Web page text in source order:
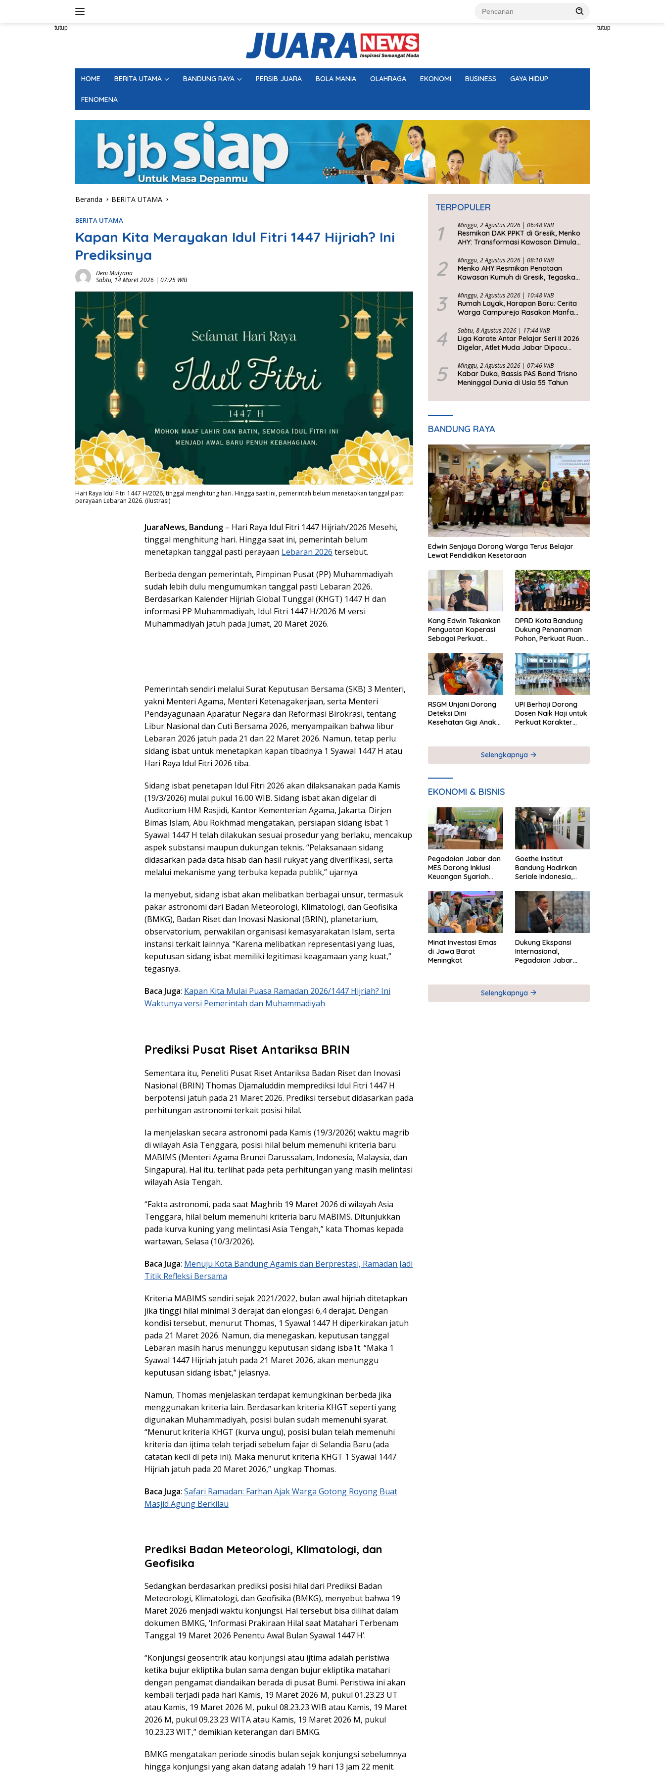
tutup tutup
HOME BERITA UTAMA BANDUNG RAYA PERSIB JUARA BOLA MANIA OLAHRAGA EKONOMI BUSINESS GAYA HIDUP
FENOMENA
Beranda BERITA UTAMA
BERITA UTAMA
Kapan Kita Merayakan Idul Fitri 1447 Hijriah? Ini
Prediksinya
Deni Mulyana
Sabtu, 14 Maret 2026 | 07:25 WIB
Hari Raya Idul Fitri 1447 H/2026, tinggal menghitung hari. Hingga saat ini, pemerintah belum menetapkan tanggal pasti
perayaan Lebaran 2026. (ilustrasi)
JuaraNews, Bandung – Hari Raya Idul Fitri 1447 Hijriah/2026 Mesehi,
tinggal menghitung hari. Hingga saat ini, pemerintah belum
menetapkan tanggal pasti perayaan Lebaran 2026 tersebut.
Berbeda dengan pemerintah, Pimpinan Pusat (PP) Muhammadiyah
sudah lebih dulu mengumumkan tanggal pasti Lebaran 2026.
Berdasarkan Kalender Hijriah Global Tunggal (KHGT) 1447 H dan
informasi PP Muhammadiyah, Idul Fitri 1447 H/2026 M versi
Muhammadiyah jatuh pada Jumat, 20 Maret 2026.
Pemerintah sendiri melalui Surat Keputusan Bersama (SKB) 3 Menteri,
yakni Menteri Agama, Menteri Ketenagakerjaan, serta Menteri
Pendayagunaan Aparatur Negara dan Reformasi Birokrasi, tentang
Libur Nasional dan Cuti Bersama 2026, menyampaikan bahwa libur
Lebaran 2026 jatuh pada 21 dan 22 Maret 2026. Namun, tetap perlu
sidang isbat untuk menetapkan kapan tibadnya 1 Syawal 1447 H atau
Hari Raya Idul Fitri 2026 tiba.
Sidang isbat penetapan Idul Fitri 2026 akan dilaksanakan pada Kamis
(19/3/2026) mulai pukul 16.00 WIB. Sidang isbat akan digelar di
Auditorium HM Rasjidi, Kantor Kementerian Agama, Jakarta. Dirjen
Bimas Islam, Abu Rokhmad mengatakan, persiapan sidang isbat 1
Syawal 1447 H telah dilakukan sesuai prosedur yang berlaku, mencakup
aspek substansi maupun dukungan teknis. “Pelaksanaan sidang
didasarkan pada data hisab dan hasil rukyat yang diverifikasi, serta
melalui mekanisme yang terbuka kepada publik,” ujarnya.
Ia menyebut, sidang isbat akan melibatkan berbagai unsur, termasuk
pakar astronomi dari Badan Meteorologi, Klimatologi, dan Geofisika
(BMKG), Badan Riset dan Inovasi Nasional (BRIN), planetarium,
observatorium, perwakilan organisasi kemasyarakatan Islam, serta
instansi terkait lainnya. “Karena melibatkan representasi yang luas,
keputusan sidang isbat memiliki legitimasi keagamaan yang kuat,”
tegasnya.
Baca Juga: Kapan Kita Mulai Puasa Ramadan 2026/1447 Hijriah? Ini
Waktunya versi Pemerintah dan Muhammadiyah
Prediksi Pusat Riset Antariksa BRIN
Sementara itu, Peneliti Pusat Riset Antariksa Badan Riset dan Inovasi
Nasional (BRIN) Thomas Djamaluddin memprediksi Idul Fitri 1447 H
berpotensi jatuh pada 21 Maret 2026. Prediksi tersebut didasarkan pada
perhitungan astronomi terkait posisi hilal.
Ia menjelaskan secara astronomi pada Kamis (19/3/2026) waktu magrib
di wilayah Asia Tenggara, posisi hilal belum memenuhi kriteria baru
MABIMS (Menteri Agama Brunei Darussalam, Indonesia, Malaysia, dan
Singapura). Hal itu, terlihat pada peta perhitungan yang masih melintasi
wilayah Asia Tengah.
“Fakta astronomi, pada saat Maghrib 19 Maret 2026 di wilayah Asia
Tenggara, hilal belum memenuhi kriteria baru MABIMS. Ditunjukkan
pada kurva kuning yang melintasi Asia Tengah,” kata Thomas kepada
wartawan, Selasa (10/3/2026).
Baca Juga: Menuju Kota Bandung Agamis dan Berprestasi, Ramadan Jadi
Titik Refleksi Bersama
Kriteria MABIMS sendiri sejak 2021/2022, bulan awal hijriah ditetapkan
jika tinggi hilal minimal 3 derajat dan elongasi 6,4 derajat. Dengan
kondisi tersebut, menurut Thomas, 1 Syawal 1447 H diperkirakan jatuh
pada 21 Maret 2026. Namun, dia menegaskan, keputusan tanggal
Lebaran masih harus menunggu keputusan sidang isba1t. “Maka 1
Syawal 1447 Hijriah jatuh pada 21 Maret 2026, akan menunggu
keputusan sidang isbat,” jelasnya.
Namun, Thomas menjelaskan terdapat kemungkinan berbeda jika
menggunakan kriteria lain. Berdasarkan kriteria KHGT seperti yang
digunakan Muhammadiyah, posisi bulan sudah memenuhi syarat.
“Menurut kriteria KHGT (kurva ungu), posisi bulan telah memenuhi
kriteria dan ijtima telah terjadi sebelum fajar di Selandia Baru (ada
catatan kecil di peta ini). Maka menurut kriteria KHGT 1 Syawal 1447
Hijriah jatuh pada 20 Maret 2026,” ungkap Thomas.
Baca Juga: Safari Ramadan: Farhan Ajak Warga Gotong Royong Buat
Masjid Agung Berkilau
Prediksi Badan Meteorologi, Klimatologi, dan
Geofisika
Sedangkan berdasarkan prediksi posisi hilal dari Prediksi Badan
Meteorologi, Klimatologi, dan Geofisika (BMKG), menyebut bahwa 19
Maret 2026 menjadi waktu konjungsi. Hal tersebut bisa dilihat dalam
dokumen BMKG, ‘Informasi Prakiraan Hilal saat Matahari Terbenam
Tanggal 19 Maret 2026 Penentu Awal Bulan Syawal 1447 H’.
“Konjungsi geosentrik atau konjungsi atau ijtima adalah peristiwa
ketika bujur ekliptika bulan sama dengan bujur ekliptika matahari
dengan pengamat diandaikan berada di pusat Bumi. Peristiwa ini akan
kembali terjadi pada hari Kamis, 19 Maret 2026 M, pukul 01.23.23 UT
atau Kamis, 19 Maret 2026 M, pukul 08.23.23 WIB atau Kamis, 19 Maret
2026 M, pukul 09.23.23 WITA atau Kamis, 19 Maret 2026 M, pukul
10.23.23 WIT,” demikian keterangan dari BMKG.
BMKG mengatakan periode sinodis bulan sejak konjungsi sebelumnya
hingga konjungsi yang akan datang adalah 19 hari 13 jam 22 menit.
TERPOPULER
1 Minggu, 2 Agustus 2026 | 06:48 WIB
Resmikan DAK PPKT di Gresik, Menko
AHY: Transformasi Kawasan Dimulai
2 Minggu, 2 Agustus 2026 | 08:10 WIB
Menko AHY Resmikan Penataan
Kawasan Kumuh di Gresik, Tegaskan
Kesejahteraan Rakyat
3 Minggu, 2 Agustus 2026 | 10:48 WIB
Rumah Layak, Harapan Baru: Cerita
Warga Campurejo Rasakan Manfaat
4 Sabtu, 8 Agustus 2026 | 17:44 WIB
Liga Karate Antar Pelajar Seri II 2026
Digelar, Atlet Muda Jabar Dipacu
5 Minggu, 2 Agustus 2026 | 07:46 WIB
Kabar Duka, Bassis PAS Band Trisno
Meninggal Dunia di Usia 55 Tahun
BANDUNG RAYA
Edwin Senjaya Dorong Warga Terus Belajar
Lewat Pendidikan Kesetaraan
Kang Edwin Tekankan
Penguatan Koperasi
Sebagai Perkuat
DPRD Kota Bandung
Dukung Penanaman
Pohon, Perkuat Ruang
RSGM Unjani Dorong
Deteksi Dini
Kesehatan Gigi Anak
UPI Berhaji Dorong
Dosen Naik Haji untuk
Perkuat Karakter
Selengkapnya
EKONOMI & BISNIS
Pegadaian Jabar dan
MES Dorong Inklusi
Keuangan Syariah
UMKM
Goethe Institut
Bandung Hadirkan
Seriale Indonesia,
Global Industri Serial
Minat Investasi Emas
di Jawa Barat
Meningkat
Dukung Ekspansi
Internasional,
Pegadaian Jabar
Pegadaian Timor
Leste
Selengkapnya